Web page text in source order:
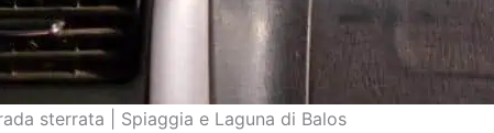
sterrata | Spiaggia e Laguna di Balos